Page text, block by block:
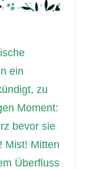
ein
zu
Moment:
bevor sie
Mist! Mitten
Überfluss